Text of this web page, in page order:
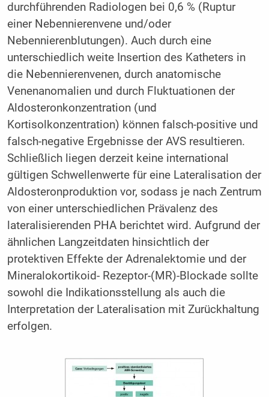
durchführenden Radiologen bei 0,6 % (Ruptur
einer Nebennierenvene und/oder
Nebennierenblutungen). Auch durch eine
unterschiedlich weite Insertion des Katheters in
die Nebennierenvenen, durch anatomische
Venenanomalien und durch Fluktuationen der
Aldosteronkonzentration (und
Kortisolkonzentration) können falsch-positive und
falsch-negative Ergebnisse der AVS resultieren.
Schließlich liegen derzeit keine international
gültigen Schwellenwerte für eine Lateralisation der
Aldosteronproduktion vor, sodass je nach Zentrum
von einer unterschiedlichen Prävalenz des
lateralisierenden PHA berichtet wird. Aufgrund der
ähnlichen Langzeitdaten hinsichtlich der
protektiven Effekte der Adrenalektomie und der
Mineralokortikoid- Rezeptor-(MR)-Blockade sollte
sowohl die Indikationsstellung als auch die
Interpretation der Lateralisation mit Zurückhaltung
erfolgen.